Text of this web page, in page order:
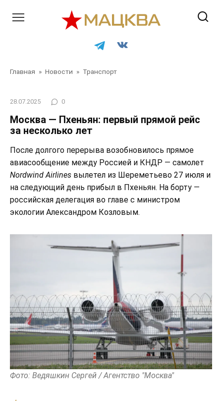
Главная » Новости » Транспорт
28.07.2025 0
Москва — Пхеньян: первый прямой рейс
за несколько лет
После долгого перерыва возобновилось прямое
авиасообщение между Россией и КНДР — самолет
Nordwind Airlines вылетел из Шереметьево 27 июля и
на следующий день прибыл в Пхеньян. На борту —
российская делегация во главе с министром
экологии Александром Козловым.
Фото: Ведяшкин Сергей / Агентство "Москва"